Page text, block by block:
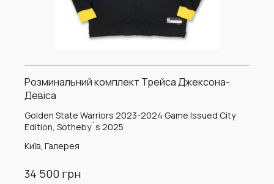
Розминальний комплект Трейса Джексона-
Девіса
Golden State Warriors 2023-2024 Game Issued City
Edition, Sotheby`s 2025
Київ, Галерея
34 500 грн